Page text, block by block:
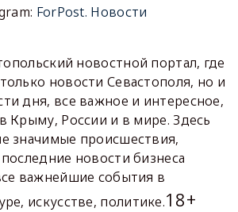
ForPost. Новости
новостной портал, где
новости Севастополя, но и
дня, все важное и интересное,
Крыму, России и в мире. Здесь
значимые происшествия,
новости бизнеса
важнейшие события в
искусстве, политике.18+